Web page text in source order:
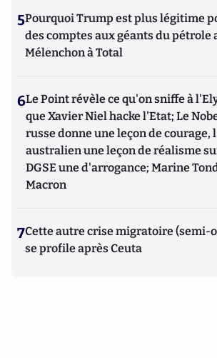
5Pourquoi Trump est plus légitime
des comptes aux géants du pétrole
Mélenchon à Total
6Le Point révèle ce qu'on sniffe à
que Xavier Niel hacke l'Etat; Le
russe donne une leçon de courage,
australien une leçon de réalisme
DGSE une d'arrogance; Marine
Macron
7Cette autre crise migratoire (semi-
se profile après Ceuta